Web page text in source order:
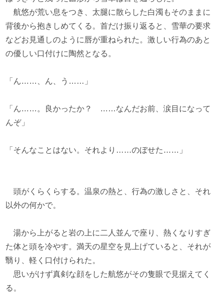
航悠が荒い息をつき、太腿に散らした白濁もそのままに
背後から抱きしめてくる。首だけ振り返ると、雪華の要求
などお見通しのように唇が重ねられた。激しい行為のあと
の優しい口付けに陶然となる。
「ん……、ん、う……」
「ん……。良かったか？ ……なんだお前、涙目になって
んぞ」
「そんなことはない。それより……のぼせた……」
頭がくらくらする。温泉の熱と、行為の激しさと、それ
以外の何かで。
湯から上がると岩の上に二人並んで座り、熱くなりすぎ
た体と頭を冷やす。満天の星空を見上げていると、それが
翳り、軽く口付けられた。
思いがけず真剣な顔をした航悠がその隻眼で見据えてく
る。